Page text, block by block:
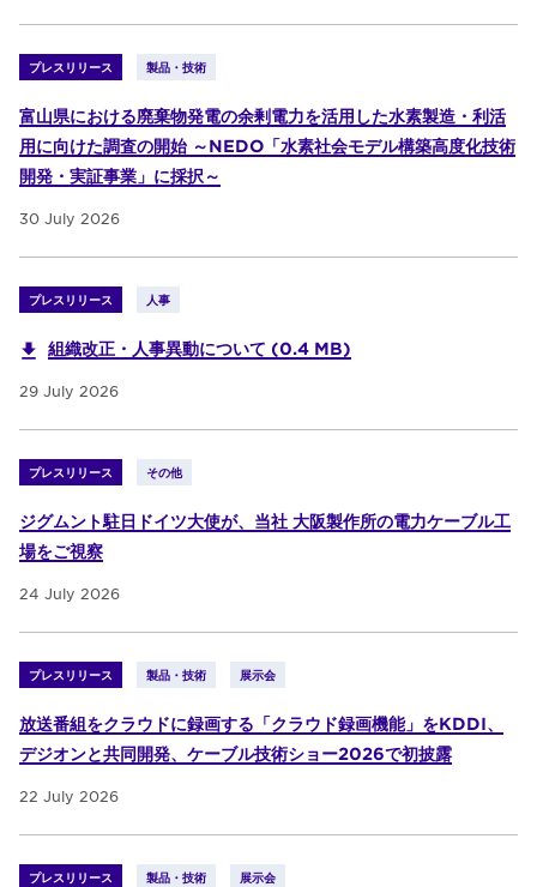
プレスリリース 製品・技術
富山県における廃棄物発電の余剰電力を活用した水素製造・利活
用に向けた調査の開始 ～NEDO「水素社会モデル構築高度化技術
開発・実証事業」に採択～
30 July 2026
プレスリリース 人事
組織改正・人事異動について (0.4 MB)
29 July 2026
プレスリリース その他
ジグムント駐日ドイツ大使が、当社 大阪製作所の電力ケーブル工
場をご視察
24 July 2026
プレスリリース 製品・技術 展示会
放送番組をクラウドに録画する「クラウド録画機能」をKDDI、
デジオンと共同開発、ケーブル技術ショー2026で初披露
22 July 2026
プレスリリース 製品・技術 展示会